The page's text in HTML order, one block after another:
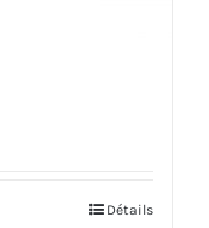
Détails